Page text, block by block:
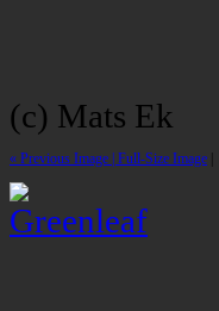
(c) Mats Ek
« Previous Image | Full-Size Image